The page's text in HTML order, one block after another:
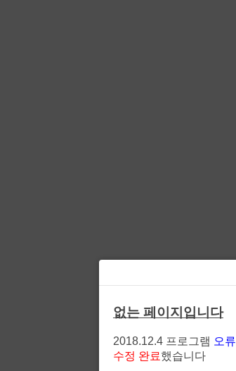
없는 페이지입니다
2018.12.4 프로그램 오류
수정 완료했습니다